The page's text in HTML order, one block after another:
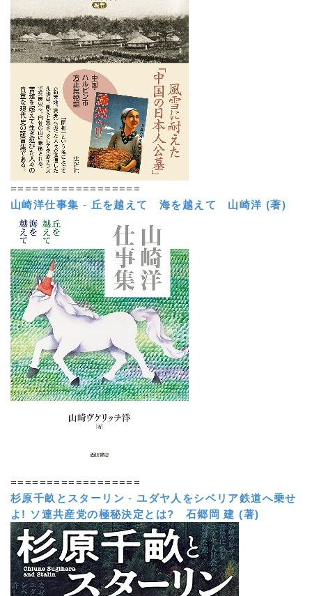
==================
山崎洋仕事集 - 丘を越えて 海を越えて 山崎洋 (著)
==================
杉原千畝とスターリン -ユダヤ人をシベリア鉄道へ乗せ
よ! ソ連共産党の極秘決定とは?
石郷岡 建 (著)